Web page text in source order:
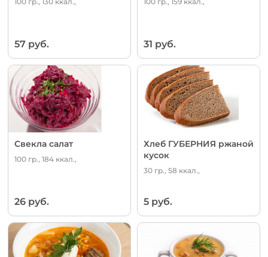
57 руб. 31 руб.
Свекла салат
100 гр., 184 ккал.,
26 руб.
Хлеб ГУБЕРНИЯ ржаной
кусок
30 гр., 58 ккал.,
5 руб.